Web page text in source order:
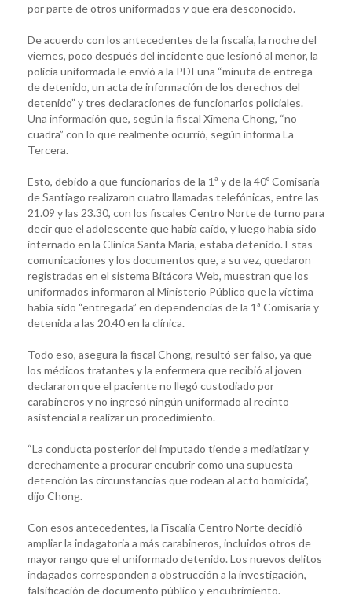
por parte de otros uniformados y que era desconocido.
De acuerdo con los antecedentes de la fiscalía, la noche del
viernes, poco después del incidente que lesionó al menor, la
policía uniformada le envió a la PDI una “minuta de entrega
de detenido, un acta de información de los derechos del
detenido” y tres declaraciones de funcionarios policiales.
Una información que, según la fiscal Ximena Chong, “no
cuadra” con lo que realmente ocurrió, según informa La
Tercera.
Esto, debido a que funcionarios de la 1ª y de la 40º Comisaría
de Santiago realizaron cuatro llamadas telefónicas, entre las
21.09 y las 23.30, con los fiscales Centro Norte de turno para
decir que el adolescente que había caído, y luego había sido
internado en la Clínica Santa María, estaba detenido. Estas
comunicaciones y los documentos que, a su vez, quedaron
registradas en el sistema Bitácora Web, muestran que los
uniformados informaron al Ministerio Público que la víctima
había sido “entregada” en dependencias de la 1ª Comisaría y
detenida a las 20.40 en la clínica.
Todo eso, asegura la fiscal Chong, resultó ser falso, ya que
los médicos tratantes y la enfermera que recibió al joven
declararon que el paciente no llegó custodiado por
carabineros y no ingresó ningún uniformado al recinto
asistencial a realizar un procedimiento.
“La conducta posterior del imputado tiende a mediatizar y
derechamente a procurar encubrir como una supuesta
detención las circunstancias que rodean al acto homicida”,
dijo Chong.
Con esos antecedentes, la Fiscalía Centro Norte decidió
ampliar la indagatoria a más carabineros, incluidos otros de
mayor rango que el uniformado detenido. Los nuevos delitos
indagados corresponden a obstrucción a la investigación,
falsificación de documento público y encubrimiento.